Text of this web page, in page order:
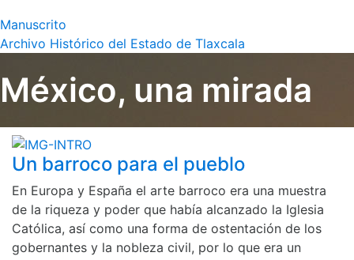
Manuscrito
Archivo Histórico del Estado de Tlaxcala
México, una mirada
Un barroco para el pueblo
En Europa y España el arte barroco era una muestra
de la riqueza y poder que había alcanzado la Iglesia
Católica, así como una forma de ostentación de los
gobernantes y la nobleza civil, por lo que era un